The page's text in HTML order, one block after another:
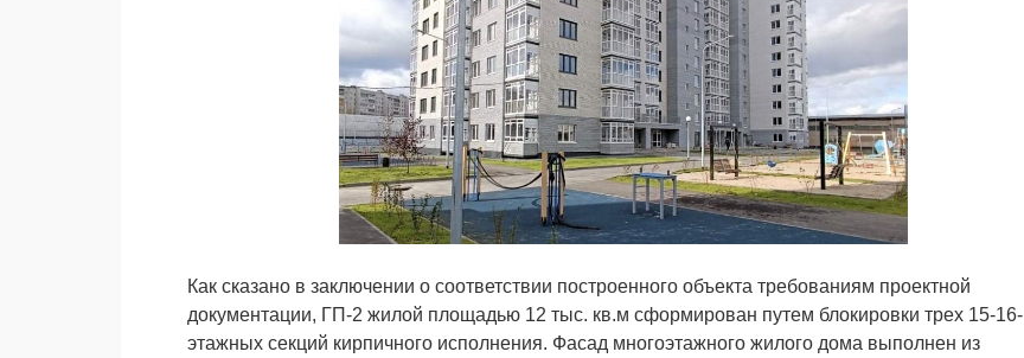
Как сказано в заключении о соответствии построенного объекта требованиям проектной
документации, ГП-2 жилой площадью 12 тыс. кв.м сформирован путем блокировки трех 15-16-
этажных секций кирпичного исполнения. Фасад многоэтажного жилого дома выполнен из